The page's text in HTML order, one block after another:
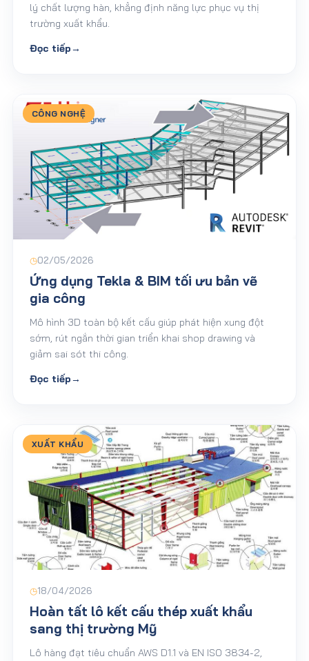
lý chất lượng hàn, khẳng định năng lực phục vụ thị
trường xuất khẩu.
Đọc tiếp→
CÔNG NGHỆ
◷02/05/2026
Ứng dụng Tekla & BIM tối ưu bản vẽ
gia công
Mô hình 3D toàn bộ kết cấu giúp phát hiện xung đột
sớm, rút ngắn thời gian triển khai shop drawing và
giảm sai sót thi công.
Đọc tiếp→
XUẤT KHẨU
◷18/04/2026
Hoàn tất lô kết cấu thép xuất khẩu
sang thị trường Mỹ
Lô hàng đạt tiêu chuẩn AWS D1.1 và EN ISO 3834-2,